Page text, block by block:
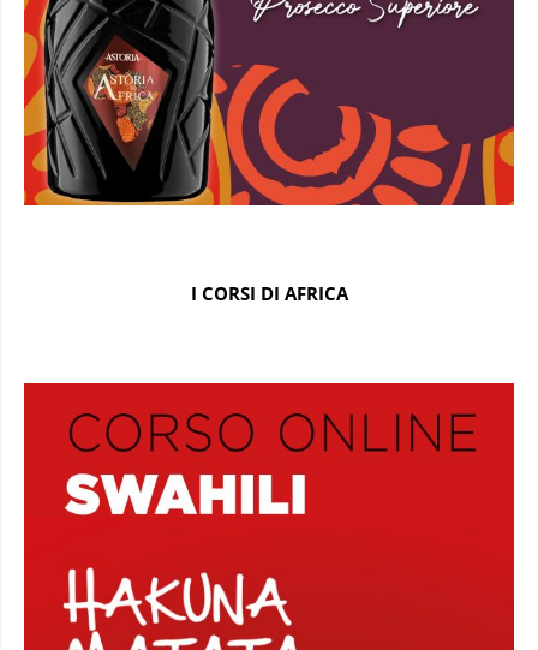
I CORSI DI AFRICA